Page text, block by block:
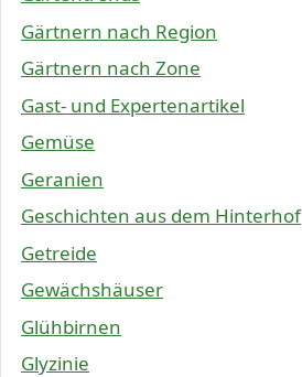
Gärtnern nach Region
Gärtnern nach Zone
Gast- und Expertenartikel
Gemüse
Geranien
Geschichten aus dem Hinterhof
Getreide
Gewächshäuser
Glühbirnen
Glyzinie